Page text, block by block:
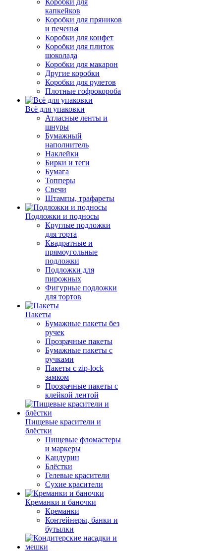
Коробки для
капкейков
Коробки для пряников
и печенья
Коробки для конфет
Коробки для плиток
шоколада
Коробки для макарон
Другие коробки
Коробки для рулетов
Плотные гофрокороба
Всё для упаковки
Атласные ленты и
шнуры
Бумажный
наполнитель
Наклейки
Бирки и теги
Бумага
Топперы
Свечи
Штампы, трафареты
Подложки и подносы
Круглые подложки
для торта
Квадратные и
прямоугольные
подложки
Подложки для
пирожных
Фигурные подложки
для тортов
Пакеты
Бумажные пакеты без
ручек
Прозрачные пакеты
Бумажные пакеты с
ручками
Пакеты с zip-lock
замком
Прозрачные пакеты с
клейкой лентой
Пищевые красители и
блёстки
Пищевые фломастеры
и маркеры
Кандурин
Блёстки
Гелевые красители
Сухие красители
Креманки и баночки
Креманки
Контейнеры, банки и
бутылки